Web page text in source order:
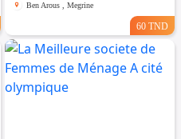
Ben Arous , Megrine
60 TND